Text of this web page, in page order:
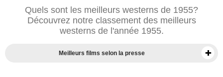
Quels sont les meilleurs westerns de 1955?
Découvrez notre classement des meilleurs
westerns de l'année 1955.
Meilleurs films selon la presse